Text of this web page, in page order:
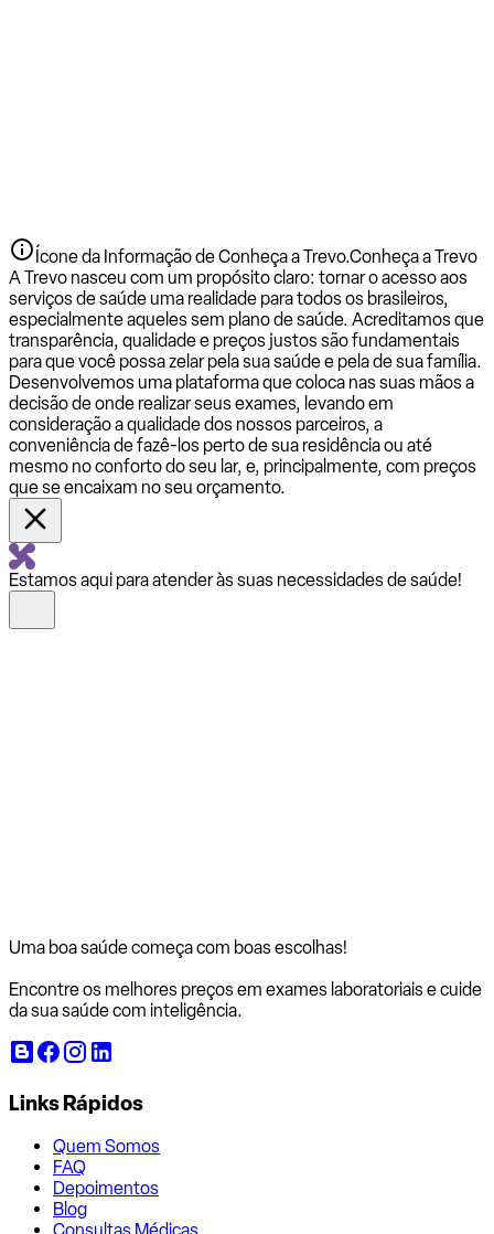
Ícone da Informação de Conheça a Trevo.Conheça a Trevo
A Trevo nasceu com um propósito claro: tornar o acesso aos
serviços de saúde uma realidade para todos os brasileiros,
especialmente aqueles sem plano de saúde. Acreditamos que
transparência, qualidade e preços justos são fundamentais
para que você possa zelar pela sua saúde e pela de sua família.
Desenvolvemos uma plataforma que coloca nas suas mãos a
decisão de onde realizar seus exames, levando em
consideração a qualidade dos nossos parceiros, a
conveniência de fazê-los perto de sua residência ou até
mesmo no conforto do seu lar, e, principalmente, com preços
que se encaixam no seu orçamento.
Estamos aqui para atender às suas necessidades de saúde!
Uma boa saúde começa com boas escolhas!
Encontre os melhores preços em exames laboratoriais e cuide
da sua saúde com inteligência.
Links Rápidos
Quem Somos
FAQ
Depoimentos
Blog